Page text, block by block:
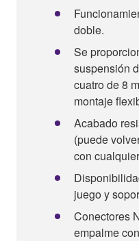
doble.
Se
suspensión
cuatro de 8
montaje
Acabado
(puede
con
juego y
Conectores
empalme